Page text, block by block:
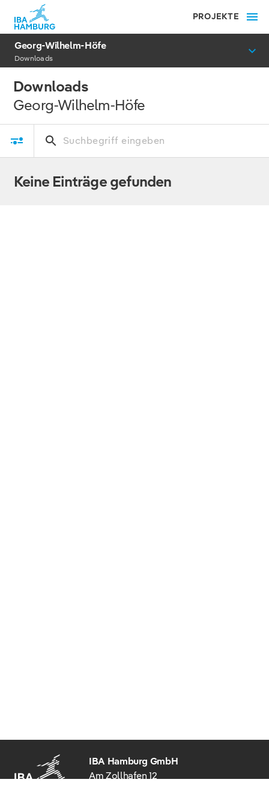
PROJEKTE
Georg-Wilhelm-Höfe
Downloads
Downloads
Georg-Wilhelm-Höfe
Keine Einträge gefunden
IBA Hamburg GmbH
Am Zollhafen 12